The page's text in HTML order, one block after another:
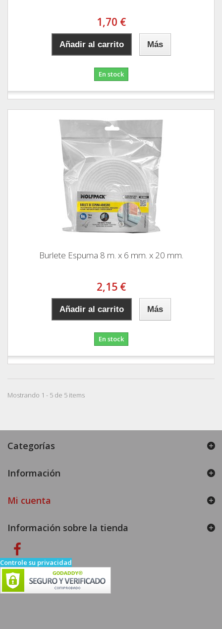
1,70 €
Añadir al carrito Más
En stock
Burlete Espuma 8 m. x 6 mm. x 20 mm.
2,15 €
Añadir al carrito Más
En stock
Mostrando 1 - 5 de 5 items
Categorías
Información
Mi cuenta
Información sobre la tienda
Controle su privacidad